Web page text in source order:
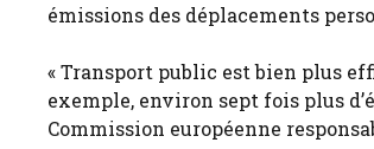
émissions des déplacements
« Transport public est bien plus
exemple, environ sept fois plus
Commission européenne